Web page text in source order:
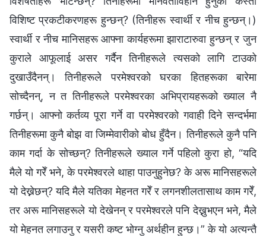
विशिष्ट प्रकटीकरणहरू हुन्छन्? (तिनीहरू स्वार्थी र नीच हुन्छन्।)
स्वार्थी र नीच मानिसहरू आफ्ना कार्यहरूमा झाराटारुवा हुन्छन् र जुन
कुराले आफूलाई असर गर्दैन तिनीहरूले त्यसको लागि टाउको
दुखाउँदैनन्। तिनीहरूले परमेश्‍वरको घरका हितहरूका बारेमा
सोच्दैनन्, न त तिनीहरूले परमेश्‍वरका अभिप्रायहरूको ख्याल नै
गर्छन्। आफ्नो कर्तव्य पूरा गर्ने वा परमेश्‍वरको गवाही दिने सन्दर्भमा
तिनीहरूमा कुनै बोझ वा जिम्मेवारीको बोध हुँदैन। तिनीहरूले कुनै पनि
काम गर्दा के सोच्छन्? तिनीहरूले ख्याल गर्ने पहिलो कुरा हो, “यदि
मैले यो गरेँ भने, के परमेश्‍वरले थाहा पाउनुहुनेछ? के अरू मानिसहरूले
यो देख्नेछन्? यदि मैले यतिका मेहनत गरेँ र लगनशीलतासाथ काम गरेँ,
तर अरू मानिसहरूले यो देखेनन् र परमेश्‍वरले पनि देख्नुभएन भने, मैले
यो मेहनत लगाउनु र यसरी कष्ट भोग्नु अर्थहीन हुन्छ।” के यो अत्यन्तै